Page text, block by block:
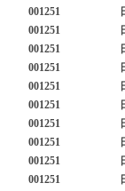
001251
001251
001251
001251
001251
001251
001251
001251
001251
001251